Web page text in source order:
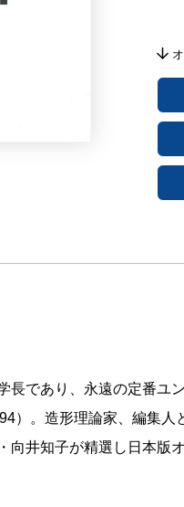
長であり、永遠の定番ユ
）。造形理論家、編集
向井知子が精選し日本版